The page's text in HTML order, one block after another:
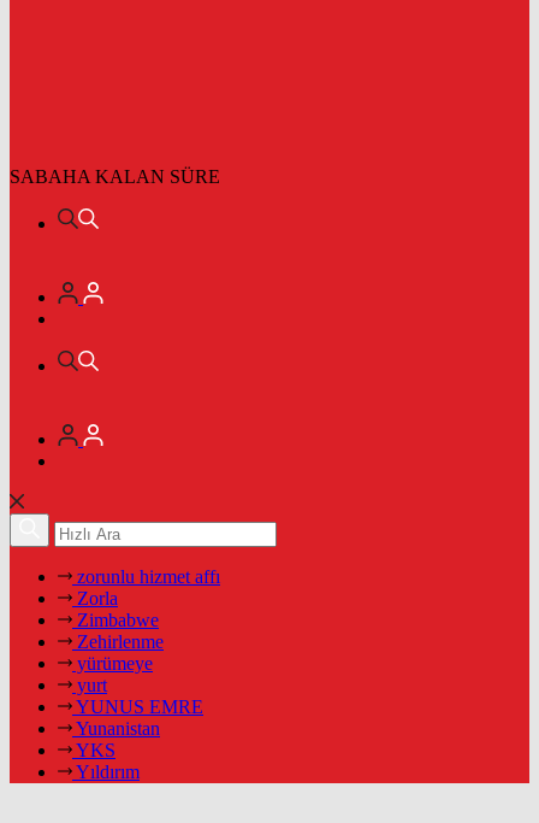
SABAHA KALAN SÜRE
zorunlu hizmet affı
Zorla
Zimbabwe
Zehirlenme
yürümeye
yurt
YUNUS EMRE
Yunanistan
YKS
Yıldırım